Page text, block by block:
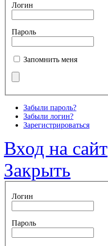
Логин
Пароль
Запомнить меня
Забыли пароль?
Забыли логин?
Зарегистрироваться
Вход на сайт
Закрыть
Логин
Пароль